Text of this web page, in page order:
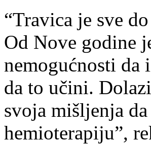
“Travica je sve
Od Nove godine
nemogućnosti da
da to učini.
svoja mišljenja
hemioterapiju”,